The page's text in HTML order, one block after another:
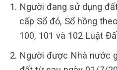
Người đang sử dụng
cấp Sổ đỏ, Sổ hồng
100, 101 và 102 Luật
Người được Nhà nước